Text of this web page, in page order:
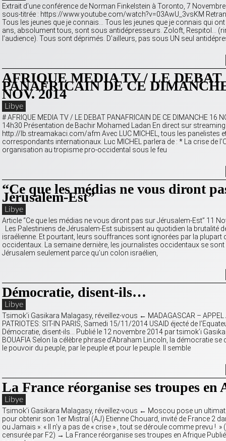
Extrait d’une conférence de Norman Finkelstein à Toronto, 7
sous-titrée : https://www.youtube.com/watch?v=03AwU_3vsKM
Tous les jeunes que je connais… Tous les jeunes que je connais qui ont
ans, absolument tous, sont sous antidépresseurs. Zoloft, Respitol…
l’audience). Tous sont déprimés. D’ailleurs, pas sous UN seul
AFRIQUE MEDIA TV / LE DEBAT
PANAFRICAIN DE CE
NOV. 2014
Libye
# AFRIQUE MEDIA TV / LE DEBAT PANAFRICAIN DE CE DIMANCHE 16
14h30 Présentation de Bachir Mohamed Ladan En direct sur
http://lb.streamakaci.com/afm Avec LUC MICHEL, tous les panelistes
correspondants internationaux. Luc MICHEL parlera de : * La crise de
organisation au tropisme pro-occidental sous le feu
“Ce que les médias ne vous diront
Jérusalem-Est”
Libye
Article “Ce que les médias ne vous diront pas sur Jérusalem-Est” 11
Les Palestiniens de Jérusalem-Est subissent au quotidien la brutalité
israélienne. Et pourtant, leurs souffrances sont ignorées par la plupart
occidentaux. La semaine dernière, les journalistes occidentaux se
Jérusalem seulement parce qu’un colon israélien,
Démocratie, disent-ils…
Libye
Tsimok’i Gasikara Malagasy, réveillez-vous ← MADAGASCAR – APPEL
PATRIOTES: SIT-IN PARIS, Samedi 15/11/2014 USAID éjecté de
Démocratie, disent-ils… Publié le 12 novembre 2014 par tsimok’i
BOUAFIA Selon la célèbre phrase d’Abraham Lincoln, la démocratie
le pouvoir du peuple, par le peuple et pour le peuple. Il semble
La France réorganise ses troupes en
Libye
Tsimok’i Gasikara Malagasy, réveillez-vous ← Moscou pose un
pour obtenir son 1er Mistral (AJ) Etienne Chouard, invité de France 2
ou Jamais »: « Il n’y a pas de « crise » , tout se déroule comme prevu ! »
censurée par F2) → La France réorganise ses troupes en Afrique